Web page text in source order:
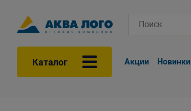
Каталог Акции Новинки